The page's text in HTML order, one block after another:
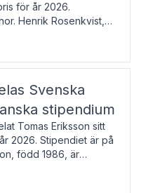
för år 2026.
Henrik Rosenkvist,
språk vid Göteborgs
på avhan
Svenska
stipendium
Tomas Eriksson sitt
2026. Stipendiet är på
född 1986, är
och författare och